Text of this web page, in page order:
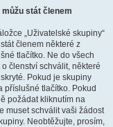
stát členem
„Uživatelské skupiny“
členem některé z
tlačítko. Ne do všech
členství schválit, některé
Pokud je skupiny
příslušné tlačítko. Pokud
požádat kliknutím na
muset schválit vaši žádost
Neobtěžujte, prosím,